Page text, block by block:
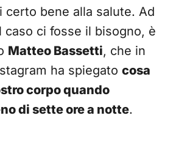
certo bene alla salute. Ad
caso ci fosse il bisogno, è
Matteo Bassetti, che in
ha spiegato cosa
corpo quando
di sette ore a notte.